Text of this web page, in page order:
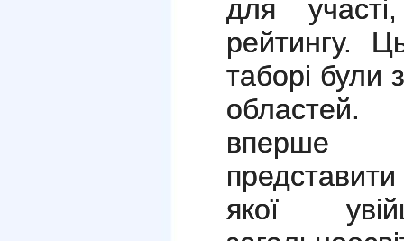
для
рейтингу.
таборі були
областей.
вперше
якої